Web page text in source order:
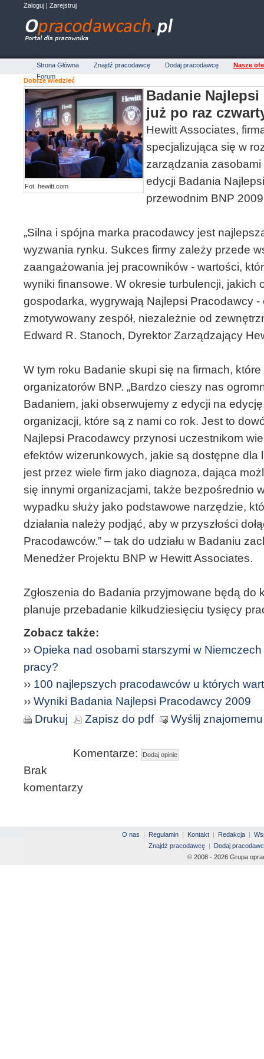
Zaloguj | Zarejstruj
Strona Główna Znajdź pracodawcę Dodaj pracodawcę
Nasze
Forum
Dobrze wiedzieć
Fot. hewitt.com
Badanie
już po raz
Hewitt Associates,
specjalizująca się w
zarządzania zasobami
edycji Badania
przewodnim BNP
„Silna i spójna marka pracodawcy jest
wyzwania rynku. Sukces firmy zależy przede
zaangażowania jej pracowników - wartości,
wyniki finansowe. W okresie turbulencji, jakich
gospodarka, wygrywają Najlepsi Pracodawcy
zmotywowany zespół, niezależnie od
Edward R. Stanoch, Dyrektor Zarządzający
W tym roku Badanie skupi się na firmach, które
organizatorów BNP. „Bardzo cieszy nas
Badaniem, jaki obserwujemy z edycji na
organizacji, które są z nami co rok. Jest to
Najlepsi Pracodawcy przynosi uczestnikom
efektów wizerunkowych, jakie są dostępne dla
jest przez wiele firm jako diagnoza, dająca
się innymi organizacjami, także bezpośrednio
wypadku służy jako podstawowe narzędzie,
działania należy podjąć, aby w przyszłości
Pracodawców.” – tak do udziału w Badaniu
Menedżer Projektu BNP w Hewitt Associates.
Zgłoszenia do Badania przyjmowane będą do
planuje przebadanie kilkudziesięciu tysięcy
Zobacz także:
›› Opieka nad osobami starszymi w
pracy?
›› 100 najlepszych pracodawców u których
›› Wyniki Badania Najlepsi Pracodawcy 2009
Drukuj
Zapisz do pdf Wyślij znajomemu
Komentarze:
Brak
komentarzy
O nas | Regulamin | Kontakt | Redakcja |
Znajdź pracodawcę
|
Dodaj
© 2008 - 2026 Grupa